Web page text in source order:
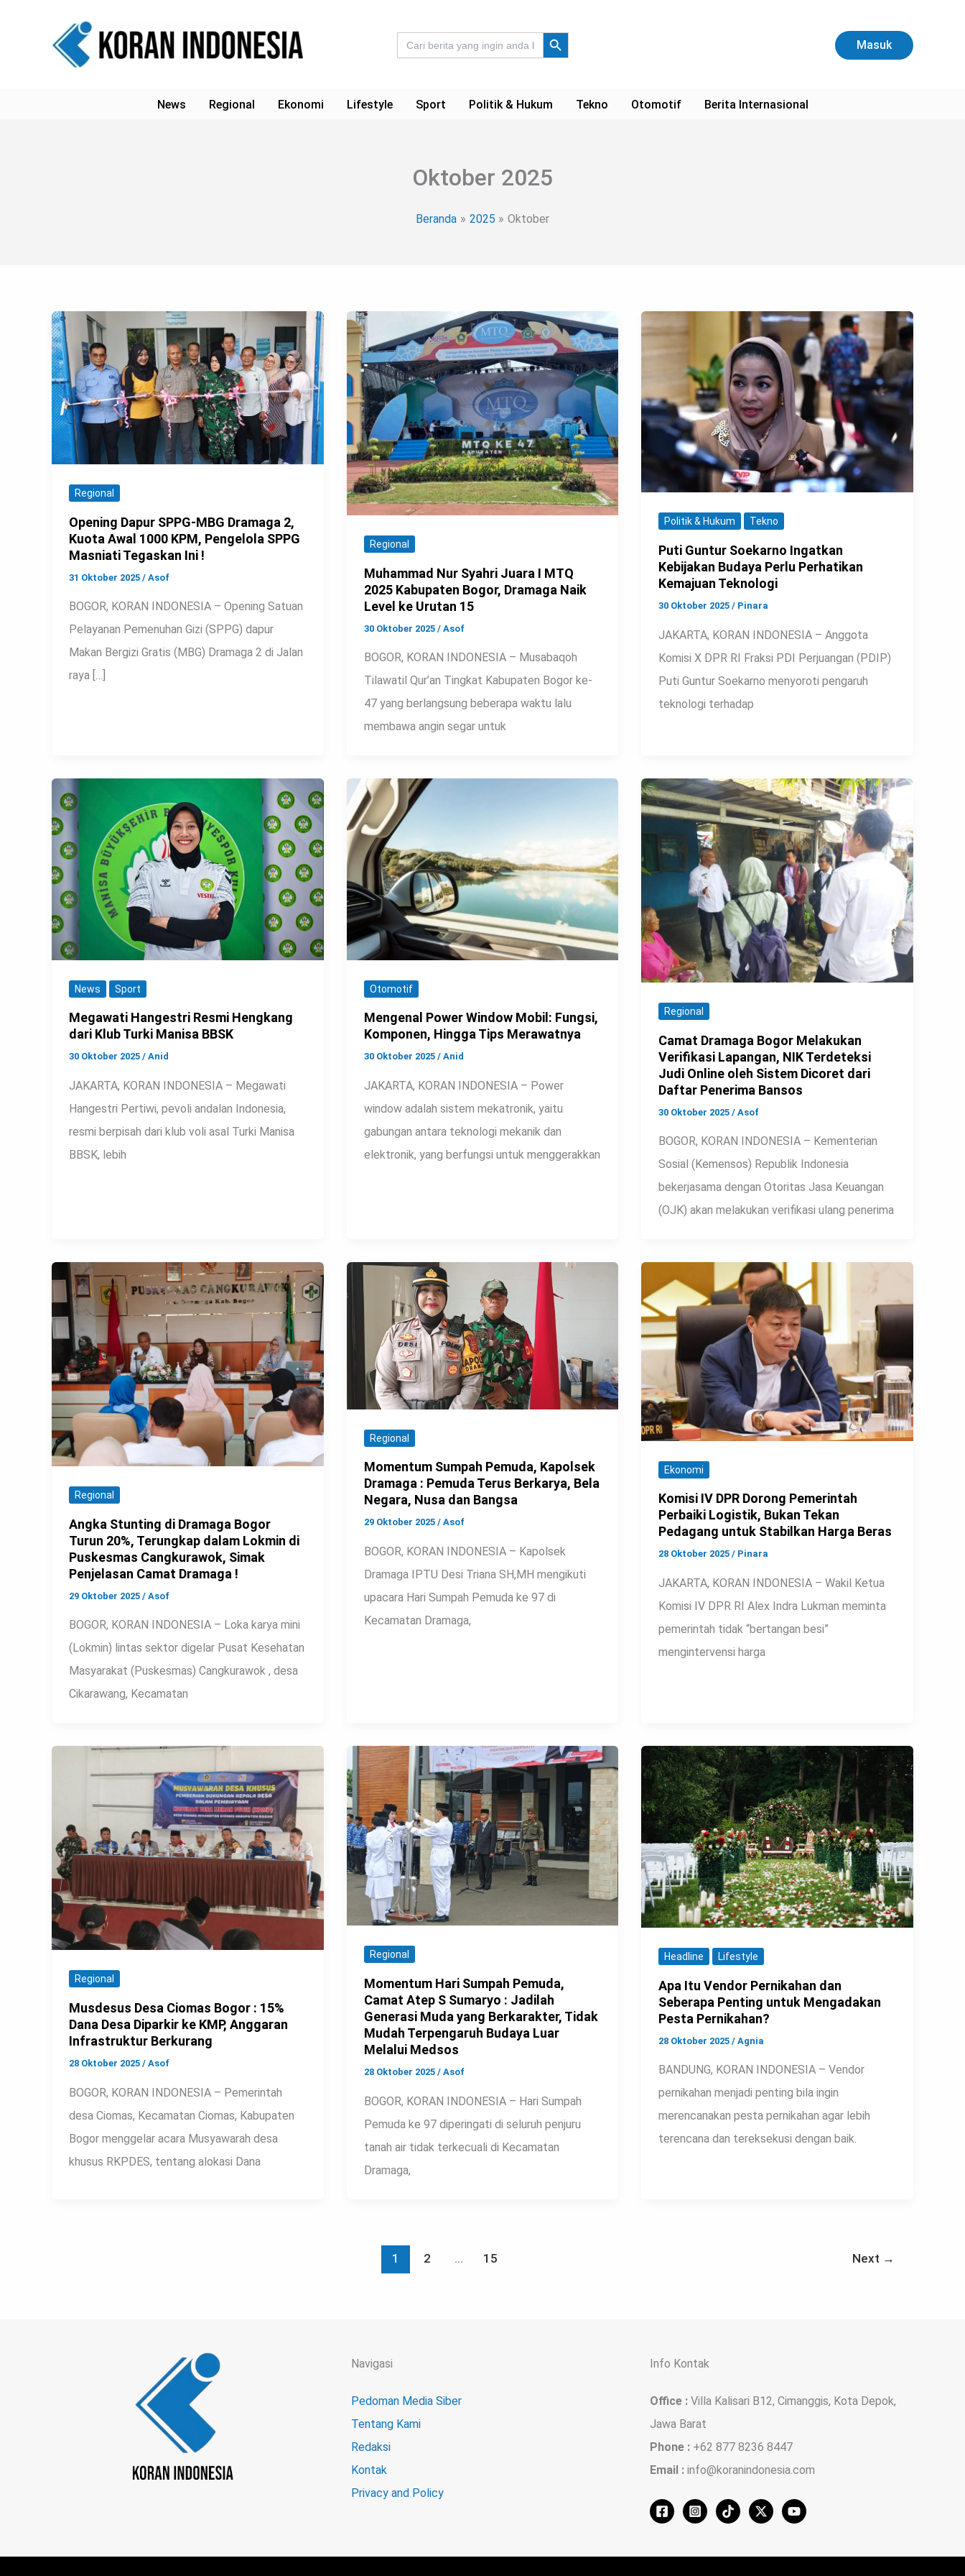
Search
for:
Search Button
Masuk
News Regional Ekonomi Lifestyle Sport Politik & Hukum Tekno Otomotif Berita Internasional
Oktober 2025
Beranda 2025 Oktober
Regional
Opening Dapur SPPG-MBG Dramaga 2,
Kuota Awal 1000 KPM, Pengelola SPPG
Masniati Tegaskan Ini !
31 Oktober 2025 / Asof
BOGOR, KORAN INDONESIA – Opening Satuan
Pelayanan Pemenuhan Gizi (SPPG) dapur
Makan Bergizi Gratis (MBG) Dramaga 2 di Jalan
raya […]
Regional
Muhammad Nur Syahri Juara I MTQ
2025 Kabupaten Bogor, Dramaga Naik
Level ke Urutan 15
30 Oktober 2025 / Asof
BOGOR, KORAN INDONESIA – Musabaqoh
Tilawatil Qur’an Tingkat Kabupaten Bogor ke-
47 yang berlangsung beberapa waktu lalu
membawa angin segar untuk
Politik & Hukum Tekno
Puti Guntur Soekarno Ingatkan
Kebijakan Budaya Perlu Perhatikan
Kemajuan Teknologi
30 Oktober 2025/ Pinara
JAKARTA, KORAN INDONESIA – Anggota
Komisi X DPR RI Fraksi PDI Perjuangan (PDIP)
Puti Guntur Soekarno menyoroti pengaruh
teknologi terhadap
News Sport
Megawati Hangestri Resmi Hengkang
dari Klub Turki Manisa BBSK
30 Oktober 2025 / Anid
JAKARTA, KORAN INDONESIA – Megawati
Hangestri Pertiwi, pevoli andalan Indonesia,
resmi berpisah dari klub voli asal Turki Manisa
BBSK, lebih
Otomotif
Mengenal Power Window Mobil: Fungsi,
Komponen, Hingga Tips Merawatnya
30 Oktober 2025 / Anid
JAKARTA, KORAN INDONESIA – Power
window adalah sistem mekatronik, yaitu
gabungan antara teknologi mekanik dan
elektronik, yang berfungsi untuk menggerakkan
Regional
Camat Dramaga Bogor Melakukan
Verifikasi Lapangan, NIK Terdeteksi
Judi Online oleh Sistem Dicoret dari
Daftar Penerima Bansos
30 Oktober 2025/Asof
BOGOR, KORAN INDONESIA – Kementerian
Sosial (Kemensos) Republik Indonesia
bekerjasama dengan Otoritas Jasa Keuangan
(OJK) akan melakukan verifikasi ulang penerima
Regional
Angka Stunting di Dramaga Bogor
Turun 20%, Terungkap dalam Lokmin di
Puskesmas Cangkurawok, Simak
Penjelasan Camat Dramaga !
29 Oktober 2025 / Asof
BOGOR, KORAN INDONESIA – Loka karya mini
(Lokmin) lintas sektor digelar Pusat Kesehatan
Masyarakat (Puskesmas) Cangkurawok , desa
Cikarawang, Kecamatan
Regional
Momentum Sumpah Pemuda, Kapolsek
Dramaga : Pemuda Terus Berkarya, Bela
Negara, Nusa dan Bangsa
29 Oktober 2025 / Asof
BOGOR, KORAN INDONESIA – Kapolsek
Dramaga IPTU Desi Triana SH,MH mengikuti
upacara Hari Sumpah Pemuda ke 97 di
Kecamatan Dramaga,
Ekonomi
Komisi IV DPR Dorong Pemerintah
Perbaiki Logistik, Bukan Tekan
Pedagang untuk Stabilkan Harga Beras
28 Oktober 2025/ Pinara
JAKARTA, KORAN INDONESIA – Wakil Ketua
Komisi IV DPR RI Alex Indra Lukman meminta
pemerintah tidak “bertangan besi”
mengintervensi harga
Regional
Musdesus Desa Ciomas Bogor : 15%
Dana Desa Diparkir ke KMP, Anggaran
Infrastruktur Berkurang
28 Oktober 2025 / Asof
BOGOR, KORAN INDONESIA – Pemerintah
desa Ciomas, Kecamatan Ciomas, Kabupaten
Bogor menggelar acara Musyawarah desa
khusus RKPDES, tentang alokasi Dana
Regional
Momentum Hari Sumpah Pemuda,
Camat Atep S Sumaryo : Jadilah
Generasi Muda yang Berkarakter, Tidak
Mudah Terpengaruh Budaya Luar
Melalui Medsos
28 Oktober 2025 / Asof
BOGOR, KORAN INDONESIA – Hari Sumpah
Pemuda ke 97 diperingati di seluruh penjuru
tanah air tidak terkecuali di Kecamatan
Dramaga,
Headline Lifestyle
Apa Itu Vendor Pernikahan dan
Seberapa Penting untuk Mengadakan
Pesta Pernikahan?
28 Oktober 2025/Agnia
BANDUNG, KORAN INDONESIA – Vendor
pernikahan menjadi penting bila ingin
merencanakan pesta pernikahan agar lebih
terencana dan tereksekusi dengan baik.
1 2 … 15 Next →
Navigasi
Pedoman Media Siber
Tentang Kami
Redaksi
Kontak
Privacy and Policy
Info Kontak
Office : Villa Kalisari B12, Cimanggis, Kota Depok,
Jawa Barat
Phone : +62 877 8236 8447
Email : info@koranindonesia.com